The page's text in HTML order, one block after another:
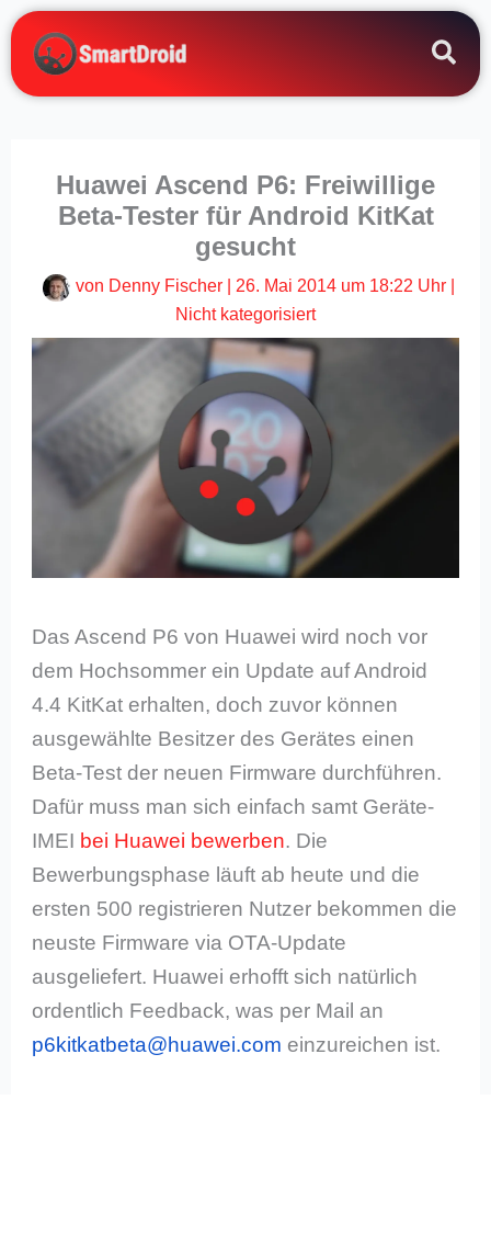
Zum
Inhalt
springen
Huawei Ascend P6: Freiwillige
Beta-Tester für Android KitKat
gesucht
von Denny Fischer 26. Mai 2014 um 18:22 Uhr|
Nicht kategorisiert
Das Ascend P6 von Huawei wird noch vor
dem Hochsommer ein Update auf Android
4.4 KitKat erhalten, doch zuvor können
ausgewählte Besitzer des Gerätes einen
Beta-Test der neuen Firmware durchführen.
Dafür muss man sich einfach samt Geräte-
IMEI bei Huawei bewerben. Die
Bewerbungsphase läuft ab heute und die
ersten 500 registrieren Nutzer bekommen die
neuste Firmware via OTA-Update
ausgeliefert. Huawei erhofft sich natürlich
ordentlich Feedback, was per Mail an
p6kitkatbeta@huawei.com einzureichen ist.